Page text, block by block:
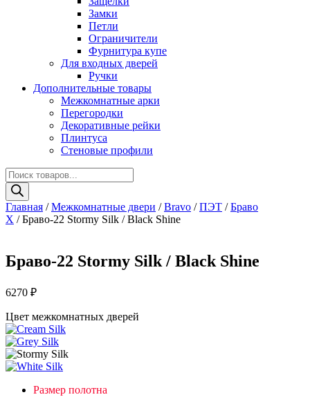
Замки
Петли
Ограничители
Фурнитура купе
Для входных дверей
Ручки
Дополнительные товары
Межкомнатные арки
Перегородки
Декоративные рейки
Плинтуса
Стеновые профили
Поиск
товаров
Главная /Межкомнатные двери /Bravo /ПЭТ /Браво
Х / Браво-22 Stormy Silk / Black Shine
Браво-22 Stormy Silk / Black Shine
6270 ₽
Цвет межкомнатных дверей
Размер полотна